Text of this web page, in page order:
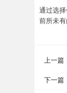
通过选
前所未
上一篇
下一篇